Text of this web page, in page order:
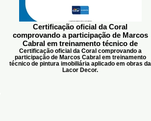
Certificação oficial da Coral
comprovando a participação de Marcos
Cabral em treinamento técnico de
Certificação oficial da Coral comprovando a
participação de Marcos Cabral em treinamento
técnico de pintura imobiliária aplicado em obras da
Lacor Decor.